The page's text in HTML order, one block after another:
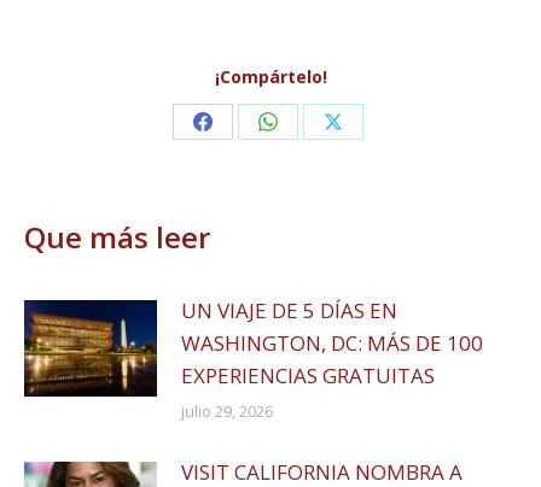
¡Compártelo!
Share Share Share
Que más leer
UN VIAJE DE 5 DÍAS EN
WASHINGTON, DC: MÁS DE 100
EXPERIENCIAS GRATUITAS
julio 29, 2026
VISIT CALIFORNIA NOMBRA A